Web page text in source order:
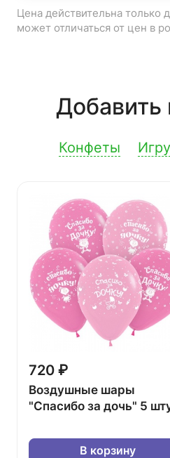
Цена действительна только
может отличаться от цен в
Добавить
Конфеты
720 ₽
Воздушные шары
"Спасибо за дочь" 5
В корзину